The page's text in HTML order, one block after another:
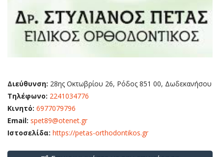
Διεύθυνση: 28ης Οκτωβρίου 26, Ρόδος 851 00, Δωδεκανήσου
Τηλέφωνο: 2241034776
Κινητό: 6977079796
Email: spet89@otenet.gr
Ιστοσελίδα: https://petas-orthodontikos.gr